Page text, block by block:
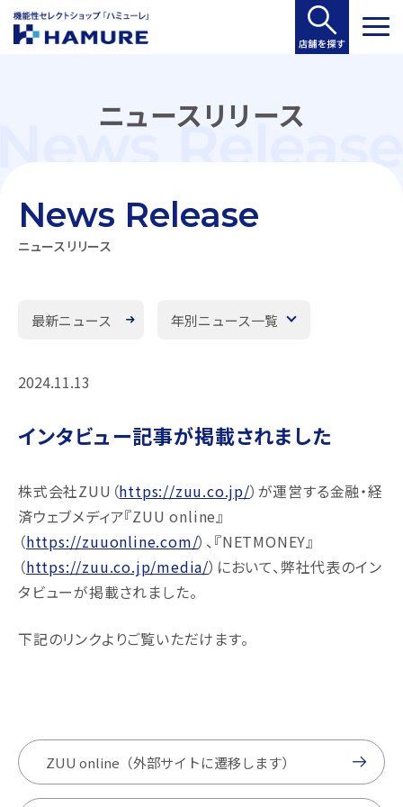
ニュースリリース
ニュースリリース
News Release
最新ニュース 年別ニュース一覧
2024.11.13
インタビュー記事が掲載されました
株式会社ZUU（https://zuu.co.jp/）が運営する金融・経
済ウェブメディア『ZUU online』
（https://zuuonline.com/）、『NETMONEY』
（https://zuu.co.jp/media/）において、弊社代表のイン
タビューが掲載されました。
下記のリンクよりご覧いただけます。
ZUU online（外部サイトに遷移します）